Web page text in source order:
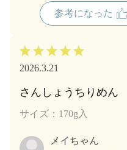
参考になった
2026.3.21
さんしょうちりめん
サイズ：170g入
メイちゃん